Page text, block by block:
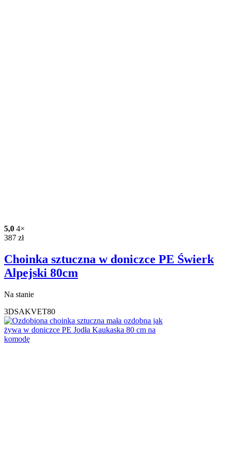
5,0 4×
387 zł
Choinka sztuczna w doniczce PE Świerk
Alpejski 80cm
Na stanie
3DSAKVET80